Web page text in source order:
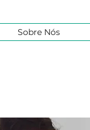
Sobre Nós